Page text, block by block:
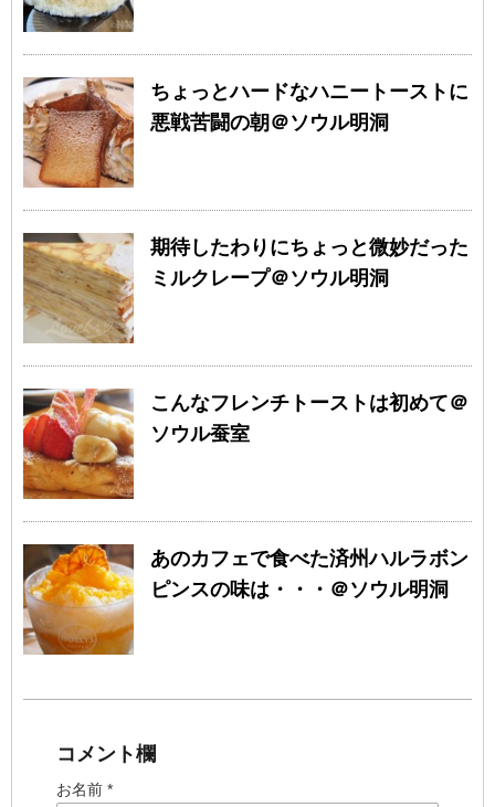
ちょっとハードなハニートーストに
悪戦苦闘の朝＠ソウル明洞
期待したわりにちょっと微妙だった
ミルクレープ＠ソウル明洞
こんなフレンチトーストは初めて＠
ソウル蚕室
あのカフェで食べた済州ハルラボン
ピンスの味は・・・＠ソウル明洞
コメント欄
お名前 *